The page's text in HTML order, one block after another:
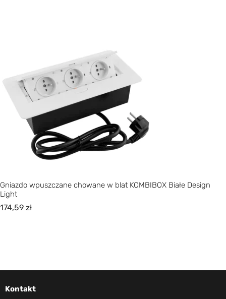
Gniazdo wpuszczane chowane w blat KOMBIBOX Białe Design
Light
174,59 zł
Kontakt